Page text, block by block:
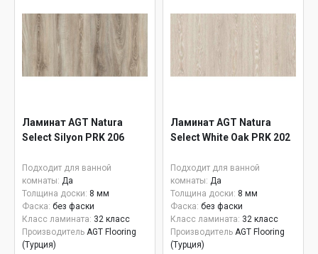
Ламинат AGT Natura
Select Silyon PRK 206
Подходит для ванной
комнаты: Да
Толщина доски: 8 мм
Фаска: без фаски
Класс ламината: 32 класс
Производитель AGT Flooring
(Турция)
Ламинат AGT Natura
Select White Oak PRK 202
Подходит для ванной
комнаты: Да
Толщина доски: 8 мм
Фаска: без фаски
Класс ламината: 32 класс
Производитель AGT Flooring
(Турция)